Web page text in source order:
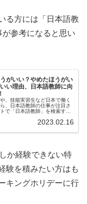
る方には「日本語教
参考になると思い
がいい？やめたほうがい
い理由、日本語教師に向
、技能実習生など日本で働く
、日本語教師の仕事が注目さ
で「日本語教師」を検索する
2023.02.16
か経験できない特
験を積みたい方はも
キングホリデーに行